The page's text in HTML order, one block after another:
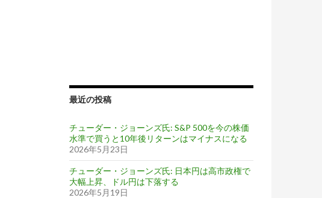
最近の投稿
チューダー・ジョーンズ氏: S&P 500を今の株価
水準で買うと10年後リターンはマイナスになる
2026年5月23日
チューダー・ジョーンズ氏: 日本円は高市政権で
大幅上昇、ドル円は下落する
2026年5月19日